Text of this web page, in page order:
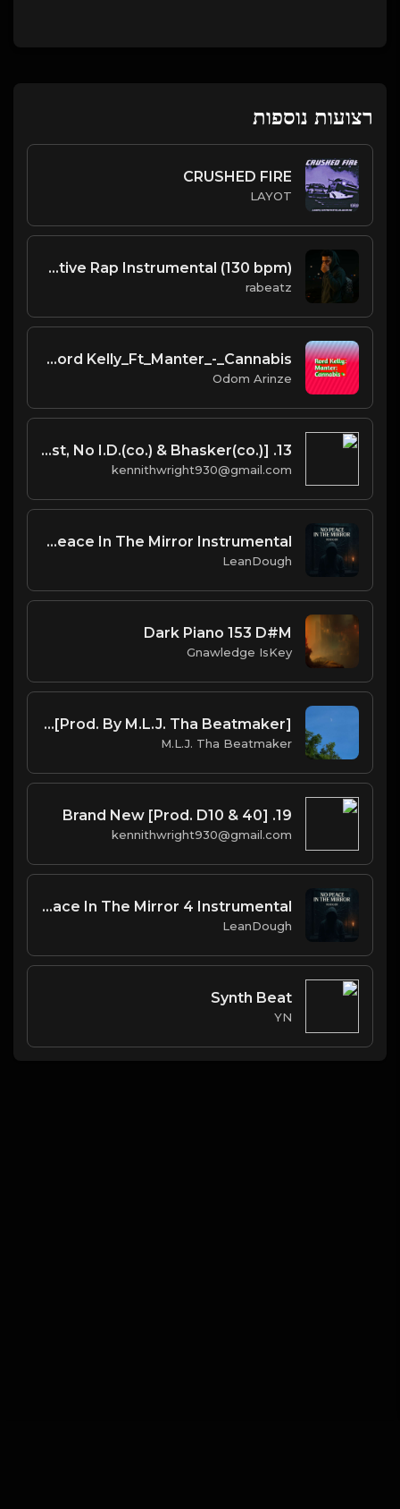
רצועות נוספות
CRUSHED FIRE
LAYOT
NAME MY PRICE - Lithe type beat - Confident Alternative Rap Instrumental (130 bpm)
rabeatz
Rord Kelly_Ft_Manter_-_Cannabis +
Odom Arinze
13. Find Your Love [Prod. West, No I.D.(co.) & Bhasker(co.)]
kennithwright930@gmail.com
Al Salil Rodger - No Peace In The Mirror Instrumental
LeanDough
Dark Piano 153 D#M
Gnawledge IsKey
82MAJOR - 2AM Drive (Official Instrumental) [Prod. By M.L.J. Tha Beatmaker]
M.L.J. Tha Beatmaker
19. Brand New [Prod. D10 & 40]
kennithwright930@gmail.com
Al Salil Rodger - No Peace In The Mirror 4 Instrumental
LeanDough
Synth Beat
YN